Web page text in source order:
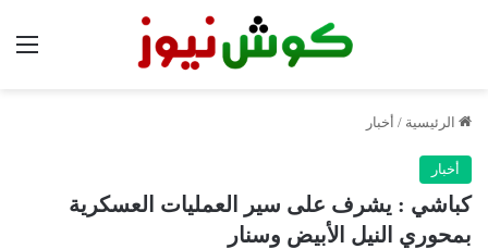
الرئيسية / أخبار
أخبار
كباشي : يشرف على سير العمليات العسكرية
بمحوري النيل الأبيض وسنار